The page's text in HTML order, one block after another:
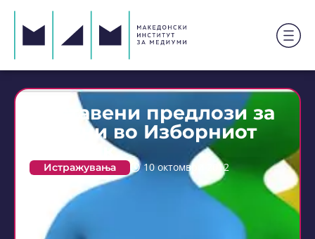
Доставени предлози за
измени во Изборниот
законик
Истражувања 10 октомври 2012